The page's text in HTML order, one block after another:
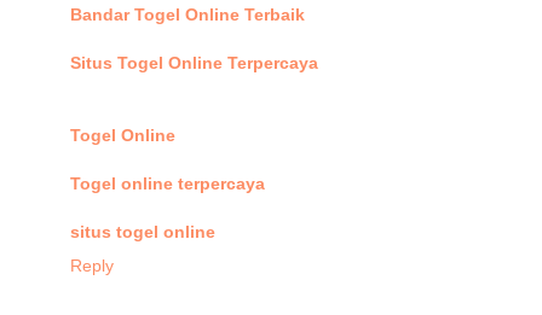
Bandar Togel Online Terbaik
Situs Togel Online Terpercaya
Togel Online
Togel online terpercaya
situs togel online
Reply